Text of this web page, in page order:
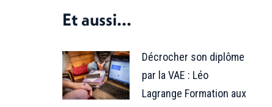
Et aussi...
Décrocher son diplôme
par la VAE : Léo
Lagrange Formation aux